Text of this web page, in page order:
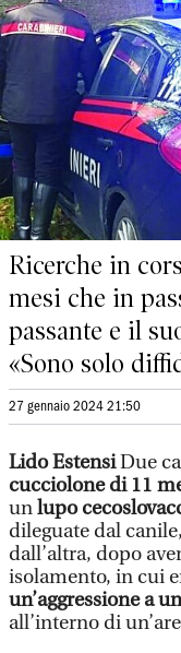
Ricerche in
mesi che in
passante e il
«Sono solo
27 gennaio 2024 21:50
Lido EstensiDue
cucciolone di 11
unlupo
dileguate dal
dall’altra, dopo
isolamento, in cui
un’aggressione a
all’interno di